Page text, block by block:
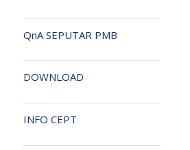
QnA SEPUTAR PMB
DOWNLOAD
INFO CEPT